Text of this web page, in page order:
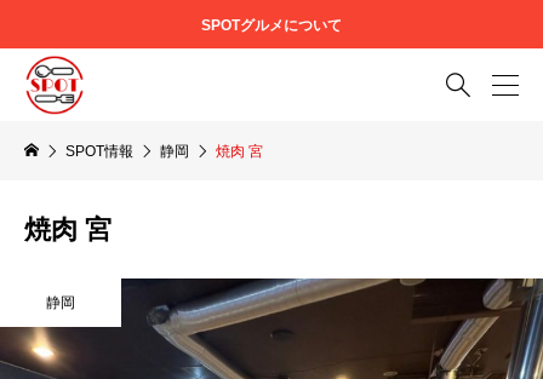
SPOTグルメについて

SPOT情報 静岡 焼肉 宮
焼肉 宮
静岡